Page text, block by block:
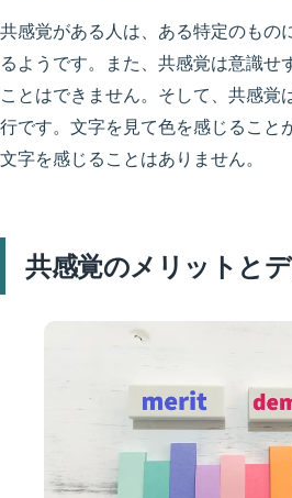
共感覚がある人は、ある特定のもの
るようです。また、共感覚は意識せ
ことはできません。そして、共感覚
行です。文字を見て色を感じること
文字を感じることはありません。
共感覚のメリットと